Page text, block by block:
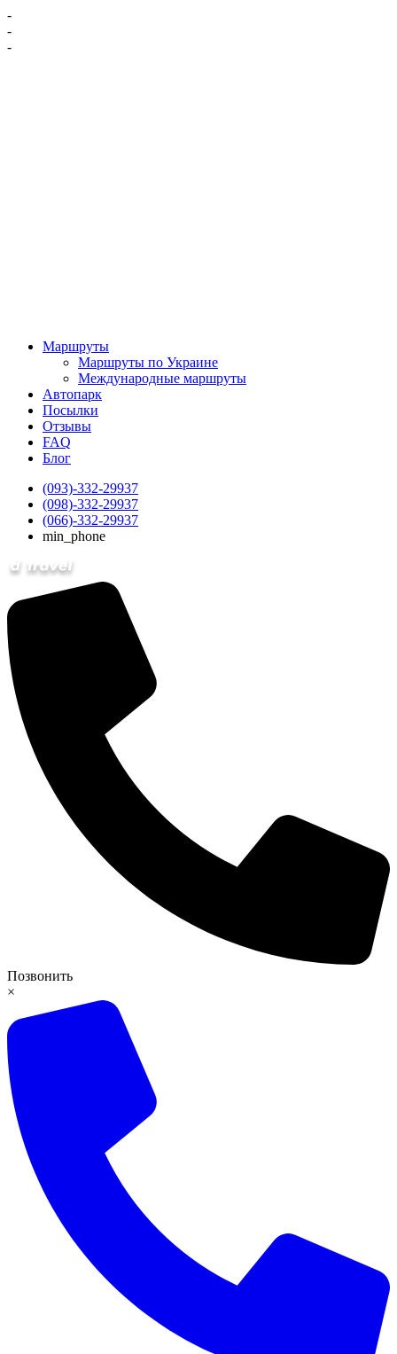
-
-
-
Маршруты
Маршруты по Украине
Международные маршруты
Автопарк
Посылки
Отзывы
FAQ
Блог
(093)-332-29937
(098)-332-29937
(066)-332-29937
min_phone
Позвонить
×